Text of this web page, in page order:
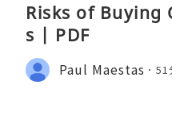
Risks of Buying
s | PDF
Paul Maestas 51